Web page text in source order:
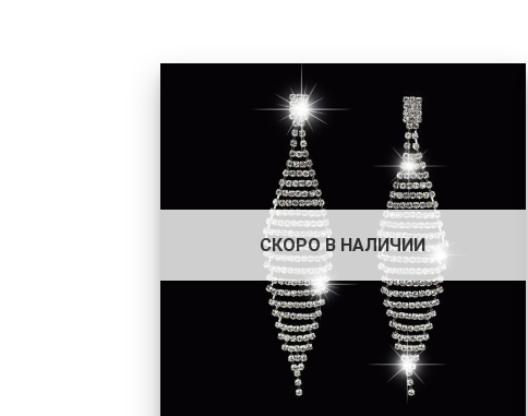
СКОРО В НАЛИЧИИ